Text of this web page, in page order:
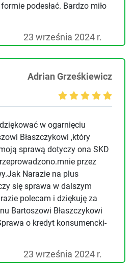
podesłać. Bardzo miło
23 września 2024 r.
Adrian Grześkiewicz
w ogarnięciu
Błaszczykowi ,który
sprawą dotyczy ona SKD
przez
Narazie na plus
się sprawa w dalszym
polecam i dziękuję za
Bartoszowi Błaszczykowi
o kredyt konsumencki-
23 września 2024 r.